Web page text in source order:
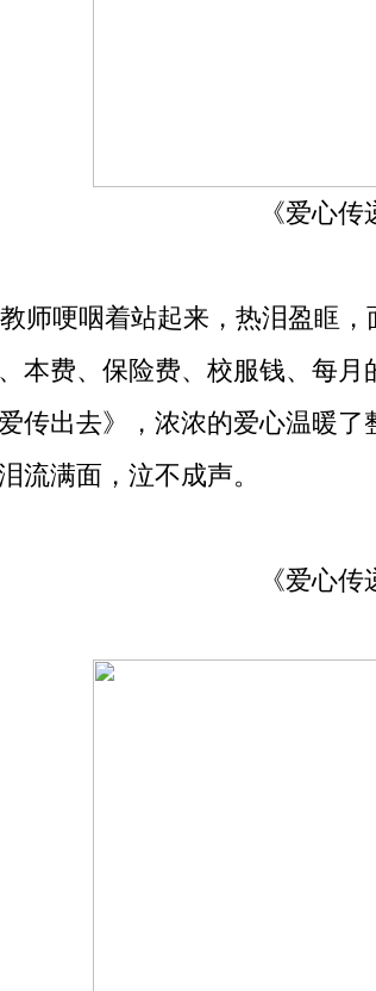
《爱心
师哽咽着站起来，热泪盈眶
本费、保险费、校服钱、每
传出去》，浓浓的爱心温暖
流满面，泣不成声。
《爱心